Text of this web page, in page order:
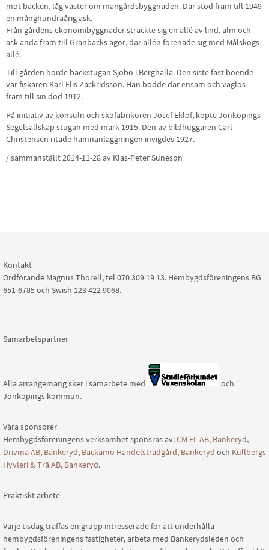
mot backen, låg väster om mangårdsbyggnaden. Där stod fram till 1949
en månghundraårig ask.
Från gårdens ekonomibyggnader sträckte sig en allé av lind, alm och
ask ända fram till Granbäcks ägor, där allén förenade sig med Målskogs
allé.
Till gården hörde backstugan Sjöbo i Berghalla. Den siste fast boende
var fiskaren Karl Elis Zackridsson. Han bodde där ensam och väglös
fram till sin död 1912.
På initiativ av konsuln och skofabrikören Josef Eklöf, köpte Jönköpings
Segelsällskap stugan med mark 1915. Den av bildhuggaren Carl
Christensen ritade hamnanläggningen invigdes 1927.
/ sammanställt 2014-11-28 av Klas-Peter Suneson
Kontakt
Ordförande Magnus Thorell, tel 070 309 19 13. Hembygdsföreningens BG
651-6785 och Swish 123 422 9068.
Samarbetspartner
Alla arrangemang sker i samarbete med
och
Jönköpings kommun.
Våra sponsorer
Hembygdsföreningens verksamhet sponsras av:CM EL AB, Bankeryd,
Drivma AB, Bankeryd, Backamo Handelsträdgård, Bankeryd och Kullbergs
Hyvleri & Trä AB, Bankeryd.
Praktiskt arbete
Varje tisdag träffas en grupp intresserade för att underhålla
hembygdsföreningens fastigheter, arbeta med Bankerydsleden och